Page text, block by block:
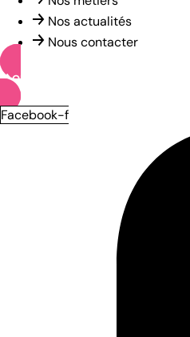
Nos actualités
Nous contacter
OFFRES D’EMPLOI
Facebook-f